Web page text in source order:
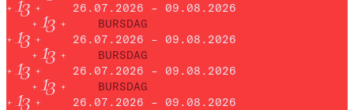
26.07.2026 – 09.08.2026
BURSDAG
26.07.2026 – 09.08.2026
BURSDAG
26.07.2026 – 09.08.2026
BURSDAG
26.07.2026 – 09.08.2026